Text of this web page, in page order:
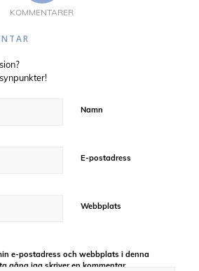
KOMMENTARER
Namn
E-postadress
Webbplats
e-postadress och webbplats i denna
gång jag skriver en kommentar.